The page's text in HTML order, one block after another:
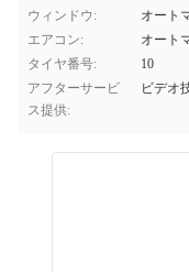
ウィンドウ:
オート
エアコン:
オート
タイヤ番号:
10
アフターサービ
ス提供:
ビデオ